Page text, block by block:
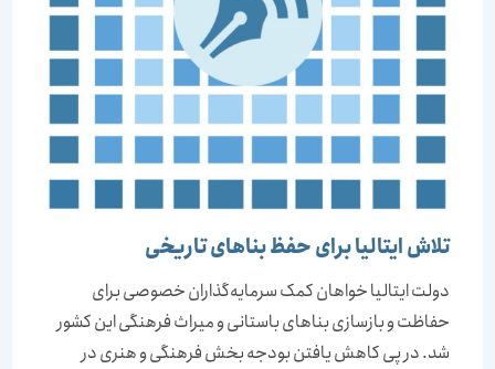
تلاش ایتالیا برای حفظ بناهای تاریخی
دولت ایتالیا خواهان کمک سرمایه‌گذاران خصوصی برای
حفاظت و بازسازی بناهای باستانی و میراث فرهنگی این کشور
شد. در پی کاهش یافتن بودجه بخش فرهنگی و هنری در